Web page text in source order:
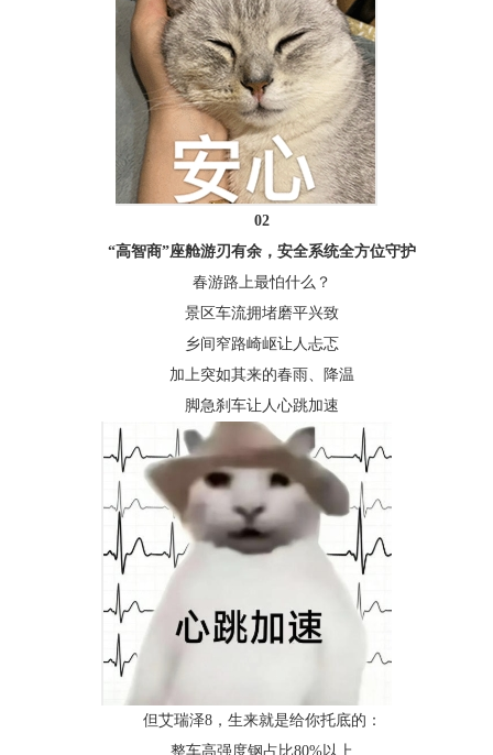
02
“高智商”座舱游刃有余，安全系统全方位守护
春游路上最怕什么？
景区车流拥堵磨平兴致
乡间窄路崎岖让人忐忑
加上突如其来的春雨、降温
脚急刹车让人心跳加速
但艾瑞泽8，生来就是给你托底的：
整车高强度钢占比80%以上